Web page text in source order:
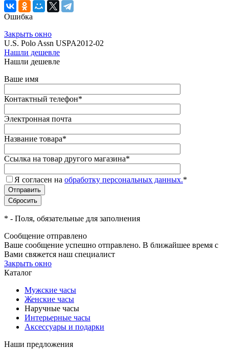
Ошибка
Закрыть окно
U.S. Polo Assn USPA2012-02
Нашли дешевле
Нашли дешевле
Ваше имя
Контактный телефон*
Электронная почта
Название товара*
Ссылка на товар другого магазина*
Я согласен на обработку персональных данных.*
* - Поля, обязательные для заполнения
Сообщение отправлено
Ваше сообщение успешно отправлено. В ближайшее время с
Вами свяжется наш специалист
Закрыть окно
Каталог
Мужские часы
Женские часы
Наручные часы
Интерьерные часы
Аксессуары и подарки
Наши предложения